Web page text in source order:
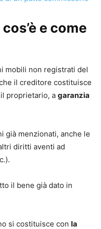
e come
mobili non registrati del
il creditore costituisce
proprietario, a garanzia
già menzionati, anche le
diritti aventi ad
il bene già dato in
si costituisce con la